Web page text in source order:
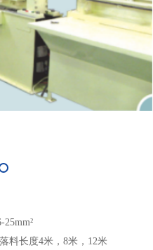
25mm²
料长度4米，8米， 12米